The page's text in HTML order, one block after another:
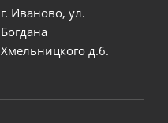
г. Иваново, ул.
Богдана
Хмельницкого д.6.